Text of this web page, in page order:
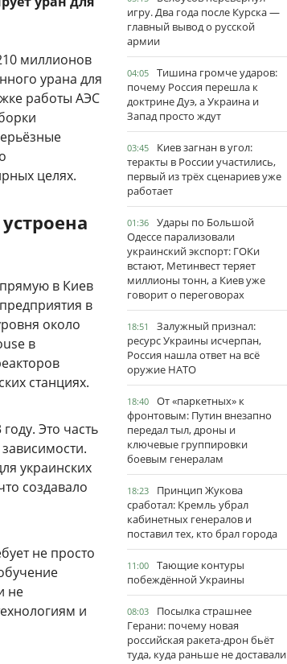
миллионов
урана для
работы АЭС
целях.
в Киев
в
около
в
станциях.
Это часть
украинских
создавало
не просто
не
и
игру. Два года после Курска —
главный вывод о русской
армии
04:05
Тишина громче ударов:
почему Россия перешла к
доктрине Дуэ, а Украина и
Запад просто ждут
03:45
Киев загнан в угол:
теракты в России участились,
первый из трёх сценариев уже
работает
01:36
Удары по Большой
Одессе парализовали
украинский экспорт: ГОКи
встают, Метинвест теряет
миллионы тонн, а Киев уже
говорит о переговорах
18:51
Залужный признал:
ресурс Украины исчерпан,
Россия нашла ответ на всё
оружие НАТО
18:40
От «паркетных» к
фронтовым: Путин внезапно
передал тыл, дроны и
ключевые группировки
боевым генералам
18:23
Принцип Жукова
сработал: Кремль убрал
кабинетных генералов и
поставил тех, кто брал города
11:00
Тающие контуры
побеждённой Украины
08:03
Посылка страшнее
Герани: почему новая
российская ракета-дрон бьёт
туда, куда раньше не доставали